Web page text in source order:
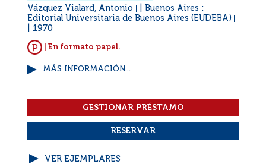
Vázquez Vialard, Antonio
Buenos Aires :
Editorial Universitaria de Buenos Aires (EUDEBA)
1970
| En formato papel.
MÁS INFORMACIÓN...
VER EJEMPLARES